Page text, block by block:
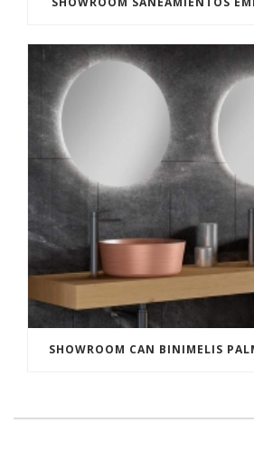
SHOWROOM CAN BINIMELIS